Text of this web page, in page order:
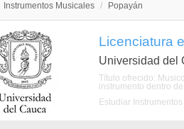
Instrumentos Musicales / Popayán
Licenciatura
Universidad del
Título ofrecido:
instrumento dentro
Estudiar